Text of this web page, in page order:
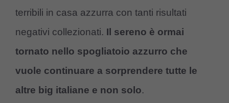
terribili in casa azzurra con tanti risultati
negativi collezionati. Il sereno è ormai
tornato nello spogliatoio azzurro che
vuole continuare a sorprendere tutte le
altre big italiane e non solo.